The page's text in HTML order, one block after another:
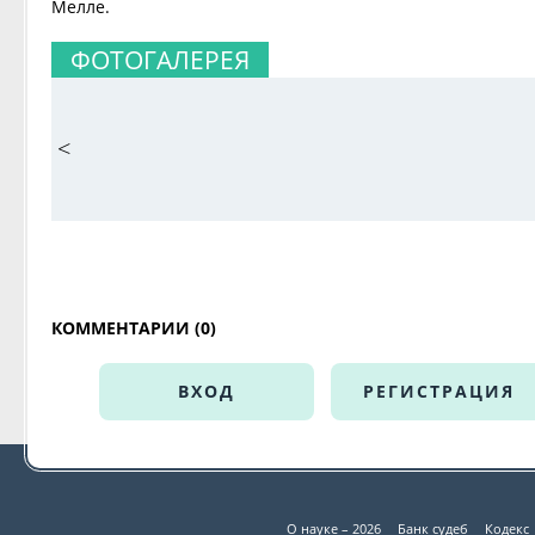
Мелле.
ФОТОГАЛЕРЕЯ
<
КОММЕНТАРИИ (0)
ВХОД РЕГИСТРАЦИЯ
О науке – 2026 Банк судеб Кодекс